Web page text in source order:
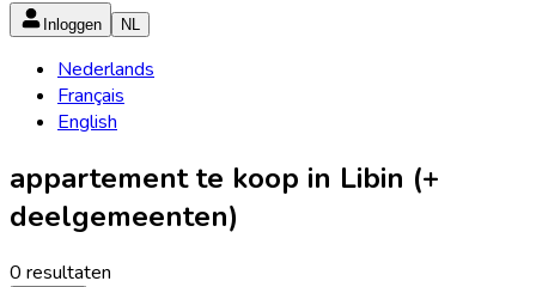
Inloggen NL
Nederlands
Français
English
appartement te koop in Libin (+
deelgemeenten)
0 resultaten